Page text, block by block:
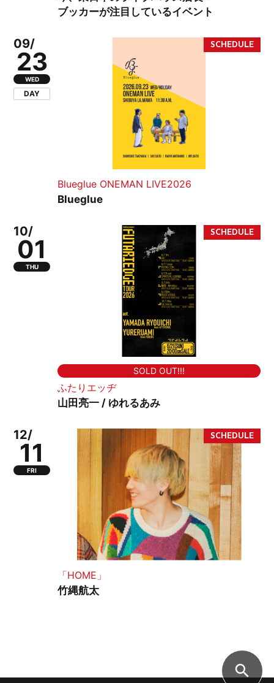
ブッカーが注目しているイベント
09/
23
WED
DAY
Blueglue ONEMAN LIVE2026
Blueglue
10/
01
THU
SOLD OUT!!!
ふたりエッヂ
山田亮一 / ゆれるあみ
12/
11
FRI
「HOME」
竹縄航太
search